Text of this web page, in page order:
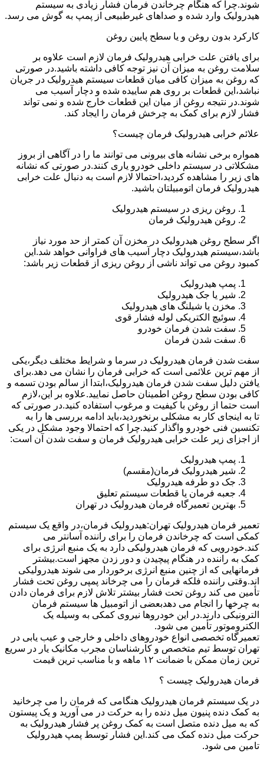
شوند.چرا که هنگام چرخاندن فرمان فشار زیادی به سیستم
هیدرولیک وارد شده و صداهای غیرطبیعی از پمپ به گوش می رسد.
کارکرد بدون روغن و یا سطح پایین روغن
برای یافتن علت خرابی هیدرولیک فرمان لازم است علاوه بر
سلامت روغن به میزان آن نیز توجه کافی داشته باشید.در صورتی
که روغن به میزان کافی میان قطعات سیستم هیدرولیک در جریان
نباشد،این قطعات بر روی هم ساییده شده و دچار آسیب می
شوند.در نتیجه روغن از میان این قطعات خارج شده و نمی تواند
فشار لازم برای کمک به چرخش فرمان را ایجاد کند.
علائم خرابی هیدرولیک فرمان چیست؟
همواره برخی نشانه های بیرونی می توانند ما را در آگاهی از بروز
مشکلاتی در سیستم داخلی خودرو یاری کنند.در صورتی که نشانه
های زیر را مشاهده کردید،احتمالا لازم است به دنبال علت خرابی
هیدرولیک فرمان اتومبیلتان باشید.
روغن ریزی در سیستم هیدرولیک
روغن هیدرولیک فرمان
اگر سطح روغن هیدرولیک در مخزن آن کمتر از حد مورد نیاز
باشد،سیستم هیدرولیک دچار آسیب های فراوانی خواهد شد.این
کمبود روغن می تواند ناشی از روغن ریزی از قطعات زیر باشد:
پمپ هیدرولیک
شیر یا جک هیدرولیک
مخزن یا شیلنگ های هیدرولیک
سوئیچ الکتریکی لوله فشار قوی
سفت شدن فرمان خودرو
سفت شدن فرمان
سفت شدن فرمان هیدرولیک در سرما و شرایط مختلف دیگر،یکی
از مهم ترین علائمی است که خرابی فرمان را نشان می دهد.برای
یافتن دلیل سفت شدن فرمان هیدرولیک،ابتدا از سالم بودن تسمه و
کافی بودن سطح روغن اطمینان حاصل نمایید.علاوه بر این،لازم
است حتما از روغن با کیفیت و مرغوب استفاده کنید.در صورتی که
تا به اینجای کار به مشکلی برنخوردید،باید ادامه بررسی ها را به
تکنسین فنی خودرو واگذار کنید.چرا که احتمالا وجود مشکل در یکی
از اجزای زیر علت خرابی هیدرولیک فرمان و سفت شدن آن است:
پمپ هیدرولیک
شیر هیدرولیک فرمان(مقسم)
جک دو طرفه هیدرولیک
جعبه فرمان یا قطعات سیستم تعلیق
بهترین تعمیرگاه فرمان هیدرولیک در تهران
تعمیر فرمان هیدرولیک تهران:هیدرولیک فرمان،در واقع یک سیستم
کمکی است که چرخاندن فرمان را برای راننده آسانتر می
کند.خودرویی که فرمان هیدرولیکی دارد به یک منبع انرژی برای
کمک به راننده در هنگام پیچیدن و دور زدن مجهز است.بیشتر
فرمانهایی که از چنین منبع انرژی برخوردار می شوند هیدرولیکی
اند.وقتی راننده فلکه فرمان را می چرخاند پمپی روغن تحت فشار
تأمین می کند روغن تحت فشار بیشتر تلاش لازم برای فرمان دادن
به چرخها را انجام می دهدبعضی از اتومبیل ها سیستم فرمان
الترونیکی دارند.در این خودروها نیروی کمکی به وسیله یک
الکتروموتور تأمین می شود.
تعمیرگاه تخصصی انواع خودروهای داخلی و خارجی و عیب یابی در
تهران توسط تیم متخصص و کارشناسان مجرب مکانیک یار در سریع
ترین زمان ممکن با ضمانت ۱۲ ماهه و با مناسب ترین قیمت
فرمان هیدرولیک چیست ؟
در یک سیستم فرمان هیدرولیک هنگامی که فرمان را می چرخانید
به کمک دنده پنیون میل دنده را به حرکت در می آورید و یک پیستون
که به میل دنده متصل است به کمک روغن پر فشار هیدرولیک به
حرکت میل دنده کمک می کند.این فشار توسط پمپ هیدرولیک
تامین می شود.